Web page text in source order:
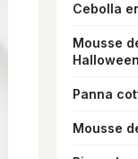
Cebolla
Mousse
Halloween
Panna
Mousse